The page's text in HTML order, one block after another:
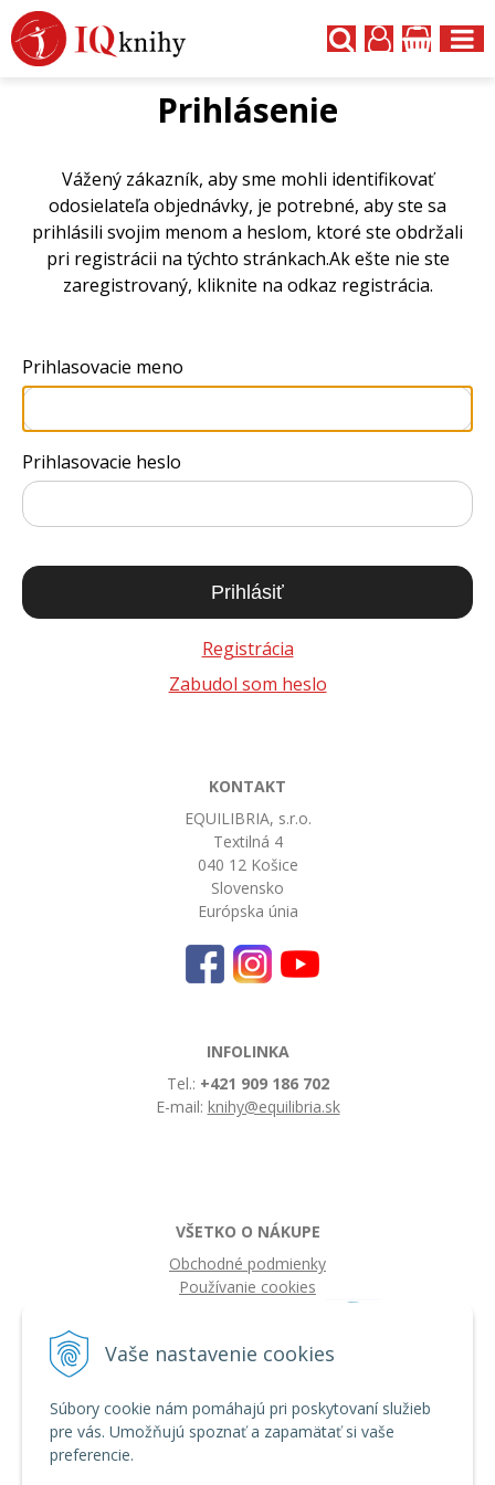
Vaše nastavenie cookies
Súbory cookie nám pomáhajú pri poskytovaní služieb
pre vás. Umožňujú spoznať a zapamätať si vaše
preferencie.
Prihlásenie
Vážený zákazník, aby sme mohli identifikovať
odosielateľa objednávky, je potrebné, aby ste sa
prihlásili svojim menom a heslom, ktoré ste obdržali
pri registrácii na týchto stránkach.Ak ešte nie ste
zaregistrovaný, kliknite na odkaz registrácia.
Prihlasovacie meno
Prihlasovacie heslo
Prihlásiť
Registrácia
Zabudol som heslo
KONTAKT
EQUILIBRIA, s.r.o.
Textilná 4
040 12 Košice
Slovensko
Európska únia
INFOLINKA
Tel.: +421 909 186 702
E-mail: knihy@equilibria.sk
VŠETKO O NÁKUPE
Obchodné podmienky
Používanie cookies